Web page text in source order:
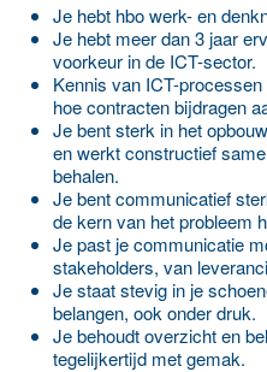
Je hebt hbo werk- en
Je hebt meer dan 3 jaar
voorkeur in de ICT-sector.
Kennis van ICT-
hoe contracten bijdragen
Je bent sterk in het
en werkt constructief
behalen.
Je bent communicatief
de kern van het probleem
Je past je communicatie
stakeholders, van
Je staat stevig in je
belangen, ook onder druk.
Je behoudt overzicht en
tegelijkertijd met gemak.